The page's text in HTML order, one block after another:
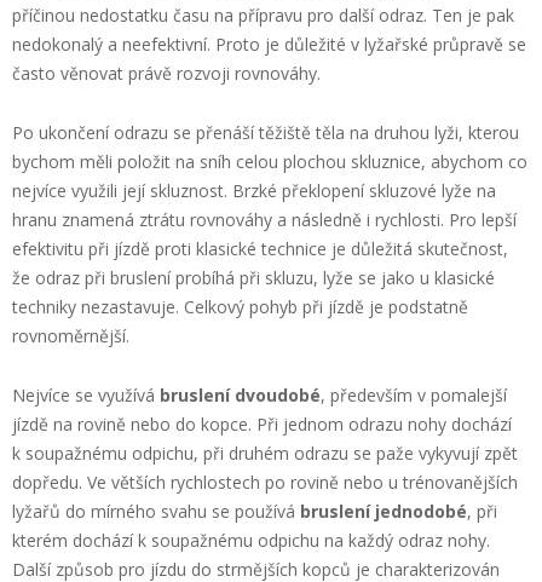
příčinou nedostatku času na přípravu pro další odraz. Ten je pak
nedokonalý a neefektivní. Proto je důležité v lyžařské průpravě se
často věnovat právě rozvoji rovnováhy.
Po ukončení odrazu se přenáší těžiště těla na druhou lyži, kterou
bychom měli položit na sníh celou plochou skluznice, abychom co
nejvíce využili její skluznost. Brzké překlopení skluzové lyže na
hranu znamená ztrátu rovnováhy a následně i rychlosti. Pro lepší
efektivitu při jízdě proti klasické technice je důležitá skutečnost,
že odraz při bruslení probíhá při skluzu, lyže se jako u klasické
techniky nezastavuje. Celkový pohyb při jízdě je podstatně
rovnoměrnější.
Nejvíce se využívá bruslení dvoudobé, především v pomalejší
jízdě na rovině nebo do kopce. Při jednom odrazu nohy dochází
k soupažnému odpichu, při druhém odrazu se paže vykyvují zpět
dopředu. Ve větších rychlostech po rovině nebo u trénovanějších
lyžařů do mírného svahu se používá bruslení jednodobé, při
kterém dochází k soupažnému odpichu na každý odraz nohy.
Další způsob pro jízdu do strmějších kopců je charakterizován